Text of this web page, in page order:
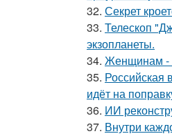
32. Секрет
33. Телескоп
экзопланеты.
34. Женщинам -
35. Российская
идёт на
36. ИИ
37. Внутри